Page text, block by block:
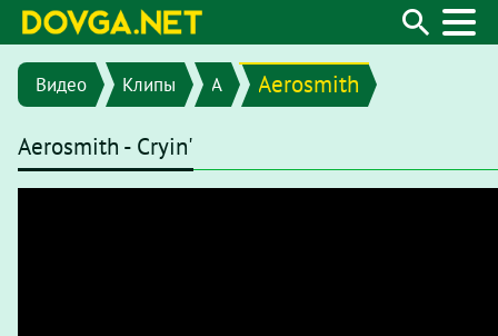
Видео Клипы A Aerosmith
Aerosmith - Cryin'